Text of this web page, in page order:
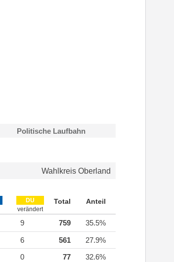
Politische Laufbahn
Wahlkreis Oberland
DU
verändert
Total Anteil
9 759 35.5%
6 561
27.9%
0 77
32.6%